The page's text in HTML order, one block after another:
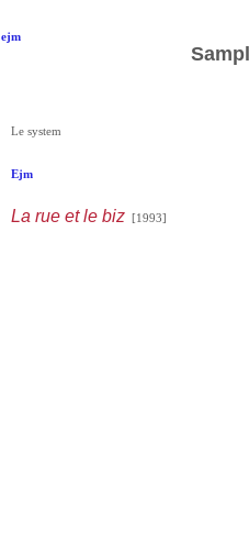
ejm
Le system
Ejm
La rue et le biz[1993]